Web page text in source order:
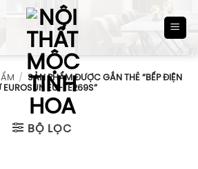
/
SẢN PHẨM ĐƯỢC GẮN THẺ “BẾP ĐIỆN
EUROSUN EU-TE269S”
BỘ LỌC